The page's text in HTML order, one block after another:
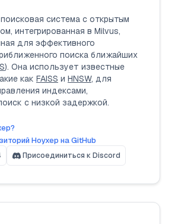
система с открытым
интегрированная в Milvus,
для эффективного
поиска ближайших
). Она использует известные
как FAISS и HNSW, для
индексами,
с низкой задержкой.
Ноухер на GitHub
Присоединиться к Discord